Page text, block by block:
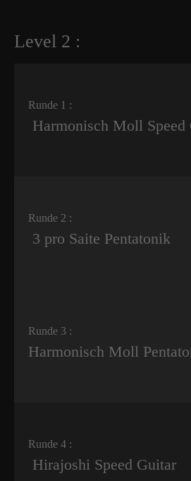
Level 2 :
Runde 1 :
Harmonisch Moll Speed
Runde 2 :
3 pro Saite Pentatonik
Runde 3 :
Harmonisch Moll
Runde 4 :
Hirajoshi Speed Guitar